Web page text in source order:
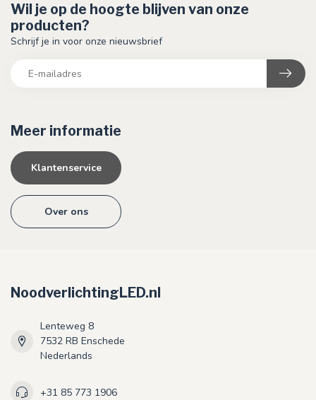
Meer informatie
Klantenservice
Over ons
Wil je op de hoogte blijven van onze
producten?
Schrijf je in voor onze nieuwsbrief
NoodverlichtingLED.nl
Lenteweg 8
7532 RB Enschede
Nederlands
+31 85 773 1906